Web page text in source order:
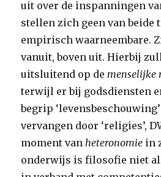
uit over de inspanningen
stellen zich geen van beide
empirisch waarneembare.
vanuit, boven uit. Hierbij
uitsluitend op demenselijke
terwijl er bij godsdiensten
begrip
vervangen door ‘religies’,
moment vanheteronomie in
onderwijs is filosofie niet